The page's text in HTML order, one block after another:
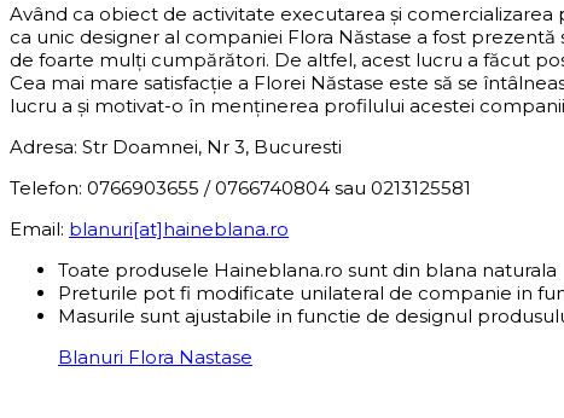
Având ca obiect de activitate executarea și
ca unic designer al companiei Flora Năstase a fost
de foarte mulți cumpărători. De altfel, acest lucru a făcut
Cea mai mare satisfacție a Florei Năstase este să se
lucru a și motivat-o în menținerea profilului acestei
Adresa: Str Doamnei, Nr 3, Bucuresti
Telefon: 0766903655 / 0766740804 sau 0213125581
Email: blanuri[at]haineblana.ro
Toate produsele Haineblana.ro sunt din blana naturala
Preturile pot fi modificate unilateral de companie in
Masurile sunt ajustabile in functie de designul
Blanuri Flora Nastase